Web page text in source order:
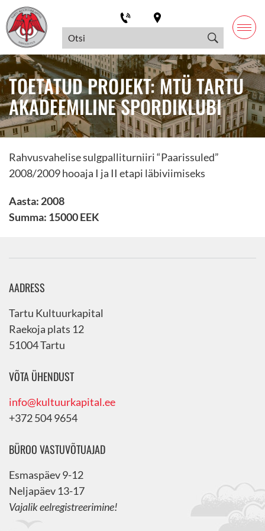
TOETATUD PROJEKT: MTÜ TARTU
AKADEEMILINE SPORDIKLUBI
Rahvusvahelise sulgpalliturniiri “Paarissuled”
2008/2009 hooaja I ja II etapi läbiviimiseks
Aasta: 2008
Summa: 15000 EEK
AADRESS
Tartu Kultuurkapital
Raekoja plats 12
51004 Tartu
VÕTA ÜHENDUST
info@kultuurkapital.ee
+372 504 9654
BÜROO VASTUVÕTUAJAD
Esmaspäev 9-12
Neljapäev 13-17
Vajalik eelregistreerimine!